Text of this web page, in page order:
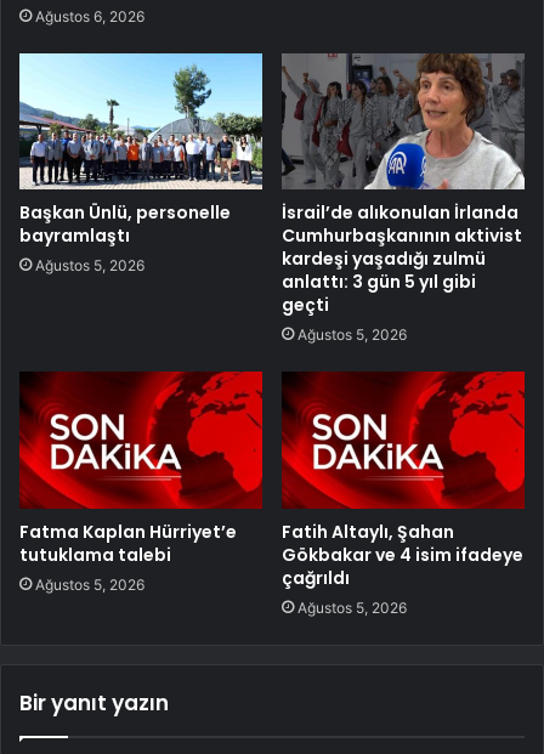
Ağustos 6, 2026
Başkan Ünlü, personelle
bayramlaştı
Ağustos 5, 2026
İsrail’de alıkonulan İrlanda
Cumhurbaşkanının aktivist
kardeşi yaşadığı zulmü
anlattı: 3 gün 5 yıl gibi
geçti
Ağustos 5, 2026
Fatma Kaplan Hürriyet’e
tutuklama talebi
Ağustos 5, 2026
Fatih Altaylı, Şahan
Gökbakar ve 4 isim ifadeye
çağrıldı
Ağustos 5, 2026
Bir yanıt yazın